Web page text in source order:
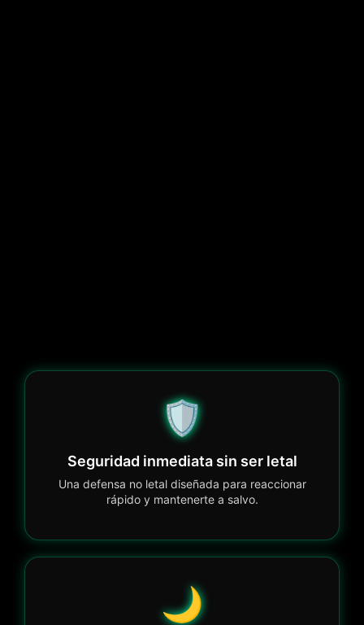
🛡️
Seguridad inmediata sin ser letal
Una defensa no letal diseñada para reaccionar
rápido y mantenerte a salvo.
🌙